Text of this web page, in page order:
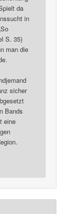
da
in
S. 35)
man die
sicher
Bands
eine